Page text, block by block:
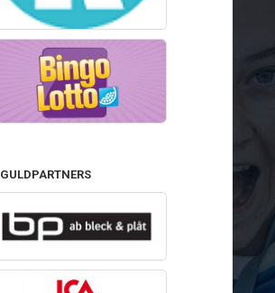
GULDPARTNERS